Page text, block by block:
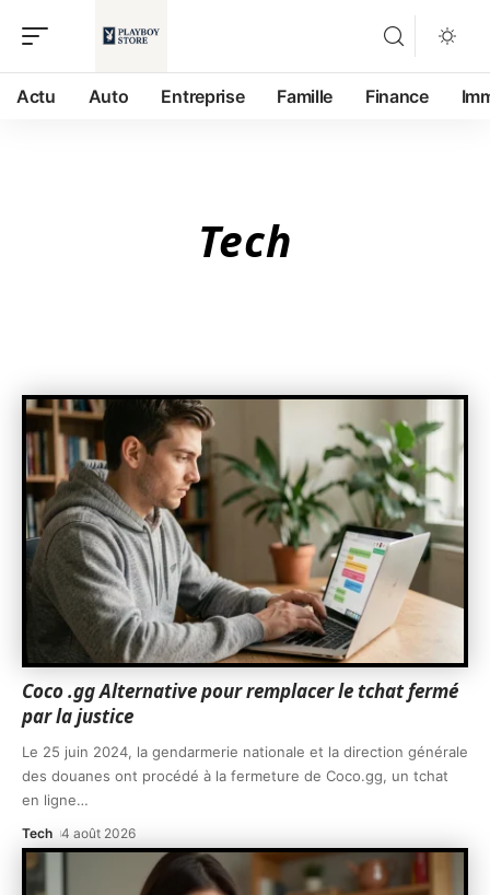
Actu Auto Entreprise Famille Finance
Tech
Coco .gg Alternative pour remplacer le tchat fermé
par la justice
Le 25 juin 2024, la gendarmerie nationale et la direction générale
des douanes ont procédé à la fermeture de Coco.gg, un tchat
en ligne…
Tech 4 août 2026